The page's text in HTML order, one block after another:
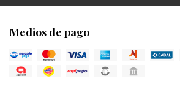
Medios de pago